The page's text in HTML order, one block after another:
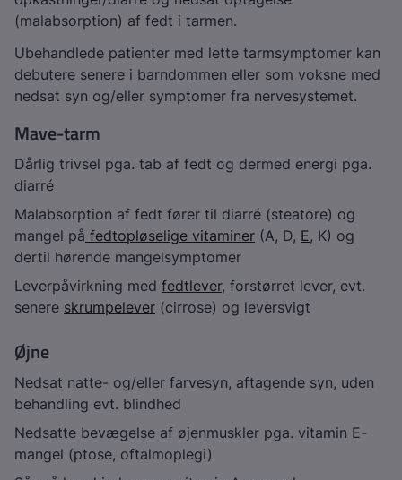
(malabsorption) af fedt i tarmen.
Ubehandlede patienter med lette tarmsymptomer kan
debutere senere i barndommen eller som voksne med
nedsat syn og/eller symptomer fra nervesystemet.
Mave-tarm
Dårlig trivsel pga. tab af fedt og dermed energi pga.
diarré
Malabsorption af fedt fører til diarré (steatore) og
mangel på fedtopløselige vitaminer (A, D, E, K) og
dertil hørende mangelsymptomer
Leverpåvirkning med fedtlever, forstørret lever, evt.
senere skrumpelever (cirrose) og leversvigt
Øjne
Nedsat natte- og/eller farvesyn, aftagende syn, uden
behandling evt. blindhed
Nedsatte bevægelse af øjenmuskler pga. vitamin E-
mangel (ptose, oftalmoplegi)